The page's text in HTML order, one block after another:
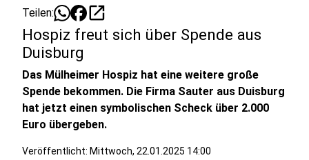
Teilen: open_in_new
Hospiz freut sich über Spende aus
Duisburg
Das Mülheimer Hospiz hat eine weitere große
Spende bekommen. Die Firma Sauter aus Duisburg
hat jetzt einen symbolischen Scheck über 2.000
Euro übergeben.
Veröffentlicht: Mittwoch, 22.01.2025 14:00